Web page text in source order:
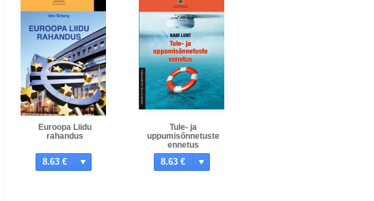
Euroopa Liidu
rahandus
8.63 €
Tule- ja
uppumisõnnetuste
ennetus
8.63 €